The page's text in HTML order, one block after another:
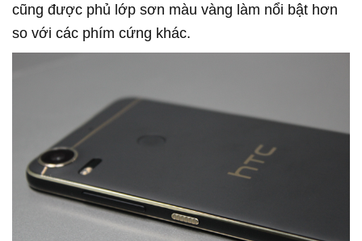
cũng được phủ lớp sơn màu vàng làm nổi bật hơn
so với các phím cứng khác.